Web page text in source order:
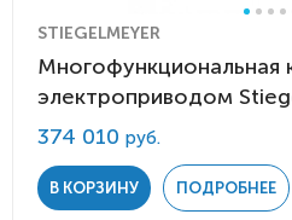
STIEGELMEYER
Многофункциональная
электроприводом
374 010 руб.
В КОРЗИНУ ПОДРОБНЕЕ